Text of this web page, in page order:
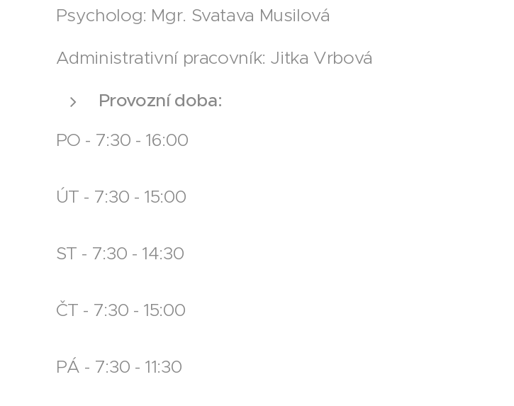
Psycholog: Mgr. Svatava Musilová
Administrativní pracovník: Jitka Vrbová
Provozní doba:
PO - 7:30 - 16:00
ÚT - 7:30 - 15:00
ST - 7:30 - 14:30
ČT - 7:30 - 15:00
PÁ - 7:30 - 11:30